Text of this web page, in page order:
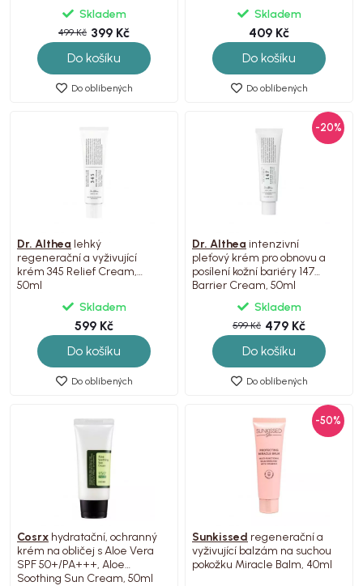
Skladem
499 Kč 399 Kč
Do košíku
Do oblíbených
Skladem
409 Kč
Do košíku
Do oblíbených
Dr. Althea lehký
regenerační a vyživující
krém 345 Relief Cream,
50ml
Skladem
599 Kč
Do košíku
Do oblíbených
-20%
Dr. Althea intenzivní
pleťový krém pro obnovu a
posílení kožní bariéry 147
Barrier Cream, 50ml
Skladem
599 Kč 479 Kč
Do košíku
Do oblíbených
Cosrx hydratační, ochranný
krém na obličej s Aloe Vera
SPF 50+/PA+++, Aloe
Soothing Sun Cream, 50ml
-50%
Sunkissed regenerační a
vyživující balzám na suchou
pokožku Miracle Balm, 40ml